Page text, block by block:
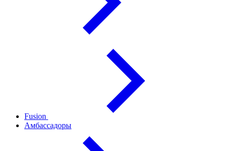
Fusion
Амбассадоры